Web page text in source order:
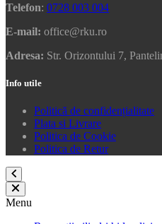
Telefon: 0728 003 004
E-mail: office@rku.ro
Adresa: Str. Orizontului 7,
Info utile
Politică de confidențialitate
Plata si Livrare
Politica de Cookie
Politica de Retur
Menu